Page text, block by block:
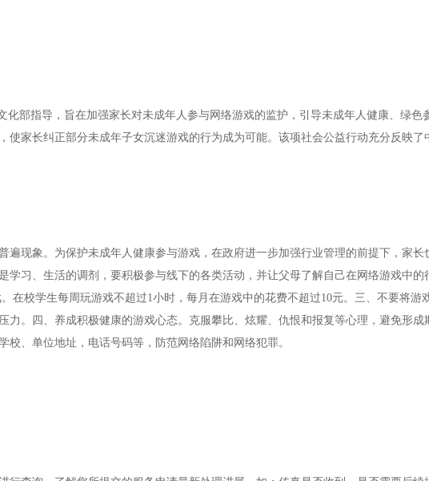
部指导，旨在加强家长对未成年人参与网络游戏的监护，引导未成年人健康、绿色
家长纠正部分未成年子女沉迷游戏的行为成为可能。该项社会公益行动充分反映
现象。为保护未成年人健康参与游戏，在政府进一步加强行业管理的前提下，家长
学习、生活的调剂，要积极参与线下的各类活动，并让父母了解自己在网络游戏中
在校学生每周玩游戏不超过1小时，每月在游戏中的花费不超过10元。三、不要将游
。四、养成积极健康的游戏心态。克服攀比、炫耀、仇恨和报复等心理，避免形成
、单位地址，电话号码等，防范网络陷阱和网络犯罪。